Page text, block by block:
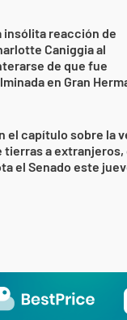
insólita reacción de
Caniggia al
de que fue
en Gran
el capítulo sobre la
tierras a extranjeros,
el Senado este